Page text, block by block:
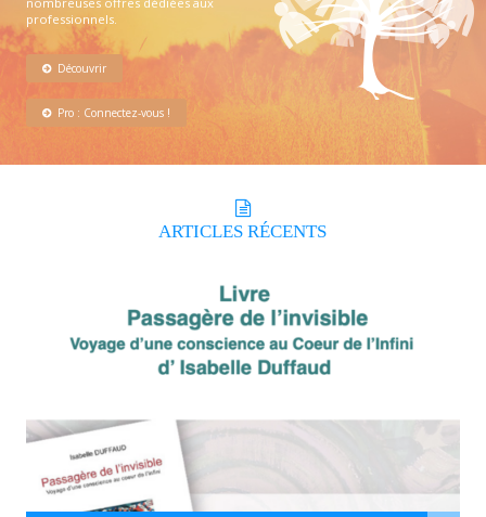
professionnels.
Découvrir
Pro : Connectez-vous !
ARTICLES RÉCENTS